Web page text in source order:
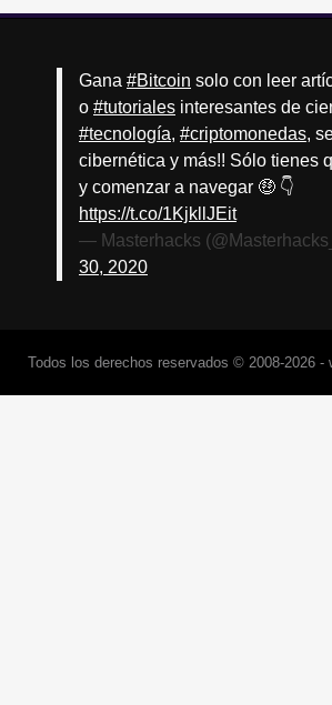
Gana #Bitcoin solo con leer
o #tutoriales interesantes de
#tecnología, #criptomonedas,
cibernética y más!! Sólo tienes
y comenzar a navegar 🤑 👇
https://t.co/1KjkllJEit
— Masterhacks
30, 2020
Todos los derechos reservados © 2008-2026 -